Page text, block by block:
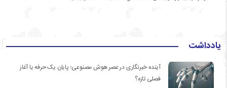
یادداشت
آینده خبرنگاری در عصر هوش مصنوعی؛ پایان یک حرفه یا آغاز
فصلی تازه؟